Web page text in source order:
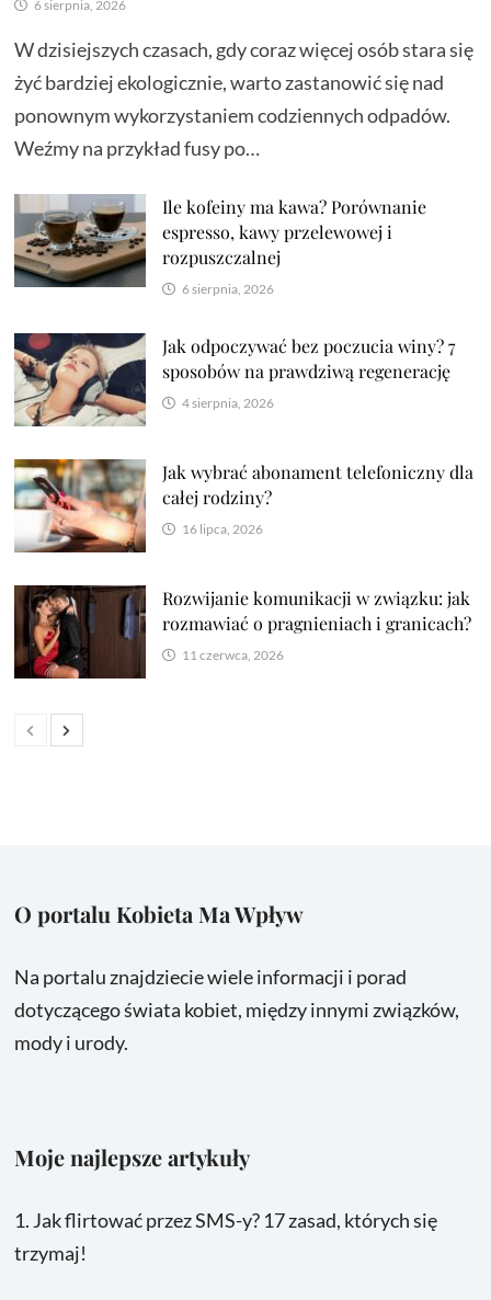
6 sierpnia, 2026
W dzisiejszych czasach, gdy coraz więcej osób stara się
żyć bardziej ekologicznie, warto zastanowić się nad
ponownym wykorzystaniem codziennych odpadów.
Weźmy na przykład fusy po…
Ile kofeiny ma kawa? Porównanie
espresso, kawy przelewowej i
rozpuszczalnej
6 sierpnia, 2026
Jak odpoczywać bez poczucia winy? 7
sposobów na prawdziwą regenerację
4 sierpnia, 2026
Jak wybrać abonament telefoniczny dla
całej rodziny?
16 lipca, 2026
Rozwijanie komunikacji w związku: jak
rozmawiać o pragnieniach i granicach?
11 czerwca, 2026
O portalu Kobieta Ma Wpływ
Na portalu znajdziecie wiele informacji i porad
dotyczącego świata kobiet, między innymi związków,
mody i urody.
Moje najlepsze artykuły
1. Jak flirtować przez SMS-y? 17 zasad, których się
trzymaj!